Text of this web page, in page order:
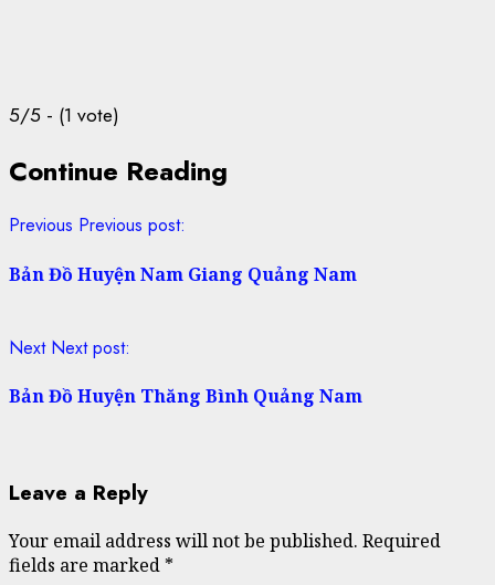
5/5 - (1 vote)
Continue Reading
Previous Previous post:
Bản Đồ Huyện Nam Giang Quảng Nam
Next Next post:
Bản Đồ Huyện Thăng Bình Quảng Nam
Leave a Reply
Your email address will not be published. Required
fields are marked *